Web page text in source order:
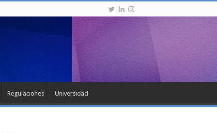
Regulaciones Universidad